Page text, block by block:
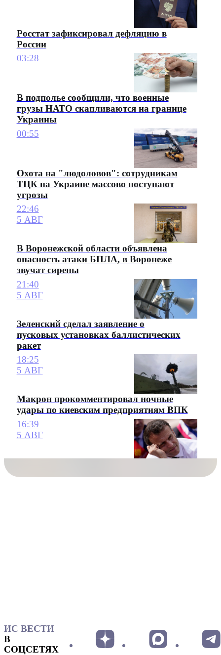
Росстат зафиксировал дефляцию в
России
03:28
В подполье сообщили, что военные
грузы НАТО скапливаются на границе
Украины
00:55
Охота на "людоловов": сотрудникам
ТЦК на Украине массово поступают
угрозы
22:46
5 АВГ
В Воронежской области объявлена
опасность атаки БПЛА, в Воронеже
звучат сирены
21:40
5 АВГ
Зеленский сделал заявление о
пусковых установках баллистических
ракет
18:25
5 АВГ
Макрон прокомментировал ночные
удары по киевским предприятиям ВПК
16:39
5 АВГ
ИС ВЕСТИ
В
СОЦСЕТЯХ